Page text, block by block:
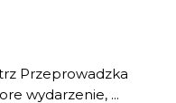
Przeprowadzka
wydarzenie, ...